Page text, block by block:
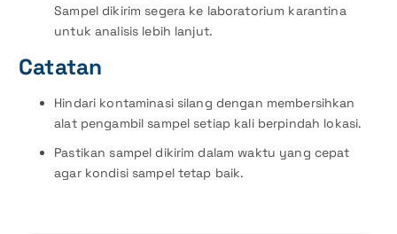
Sampel dikirim segera ke laboratorium karantina
untuk analisis lebih lanjut.
Catatan
Hindari kontaminasi silang dengan membersihkan
alat pengambil sampel setiap kali berpindah lokasi.
Pastikan sampel dikirim dalam waktu yang cepat
agar kondisi sampel tetap baik.